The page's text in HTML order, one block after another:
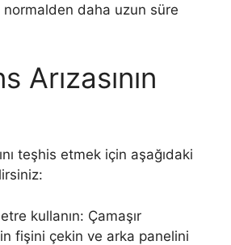
normalden daha uzun süre
Arızasının
teşhis etmek için aşağıdaki
kullanın: Çamaşır
fişini çekin ve arka panelini